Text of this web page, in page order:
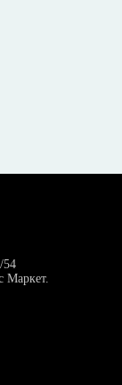
54
Маркет.